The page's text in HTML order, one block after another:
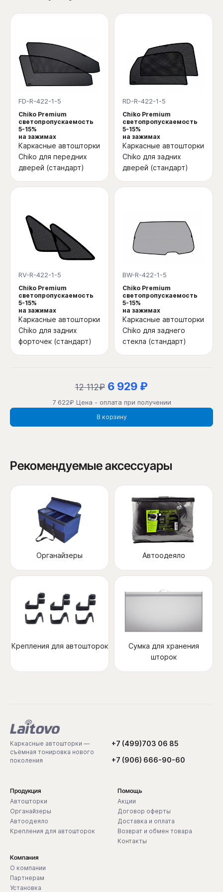
FD-R-422-1-5
Chiko Premium
светопропускаемость
5-15%
на зажимах
Каркасные автошторки
Chiko для передних
дверей (стандарт)
RD-R-422-1-5
Chiko Premium
светопропускаемость
5-15%
на зажимах
Каркасные автошторки
Chiko для задних
дверей (стандарт)
RV-R-422-1-5
Chiko Premium
светопропускаемость
5-15%
на зажимах
Каркасные автошторки
Chiko для задних
форточек (стандарт)
BW-R-422-1-5
Chiko Premium
светопропускаемость
5-15%
на зажимах
Каркасные автошторки
Chiko для заднего
стекла (стандарт)
12 112₽ 6 929 ₽
7 622₽ Цена - оплата при получении
В корзину
Рекомендуемые аксессуары
Органайзеры Автоодеяло
Крепления для автошторок
Сумка для хранения
шторок
Каркасные автошторки —
съёмная тонировка нового
поколения
+7 (499)703 06 85
+7 (906) 666-90-60
Продукция
Автошторки
Органайзеры
Автоодеяло
Крепления для автошторок
Компания
О компании
Партнерам
Установка
Помощь
Акции
Договор оферты
Доставка и оплата
Возврат и обмен товара
Контакты